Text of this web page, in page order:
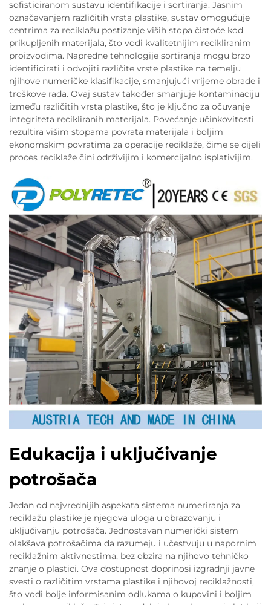
sofisticiranom sustavu identifikacije i sortiranja. Jasnim
označavanjem različitih vrsta plastike, sustav omogućuje
centrima za reciklažu postizanje viših stopa čistoće kod
prikupljenih materijala, što vodi kvalitetnijim recikliranim
proizvodima. Napredne tehnologije sortiranja mogu brzo
identificirati i odvojiti različite vrste plastike na temelju
njihove numeričke klasifikacije, smanjujući vrijeme obrade i
troškove rada. Ovaj sustav također smanjuje kontaminaciju
između različitih vrsta plastike, što je ključno za očuvanje
integriteta recikliranih materijala. Povećanje učinkovitosti
rezultira višim stopama povrata materijala i boljim
ekonomskim povratima za operacije reciklaže, čime se cijeli
proces reciklaže čini održivijim i komercijalno isplativijim.
Edukacija i uključivanje
potrošača
Jedan od najvrednijih aspekata sistema numeriranja za
reciklažu plastike je njegova uloga u obrazovanju i
uključivanju potrošača. Jednostavan numerički sistem
olakšava potrošačima da razumeju i učestvuju u napornim
reciklažnim aktivnostima, bez obzira na njihovo tehničko
znanje o plastici. Ova dostupnost doprinosi izgradnji javne
svesti o različitim vrstama plastike i njihovoj reciklažnosti,
što vodi bolje informisanim odlukama o kupovini i boljim